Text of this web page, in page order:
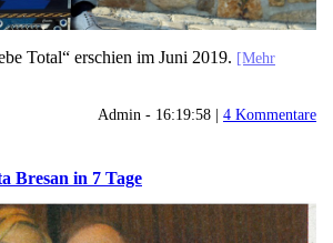
Total“ erschien im Juni 2019. [Mehr
Admin - 16:19:58 | 4 Kommentare
Bresan in 7 Tage